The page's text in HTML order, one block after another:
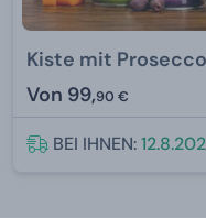
Kiste mit
Von 99,90 €
BEI IHNEN: